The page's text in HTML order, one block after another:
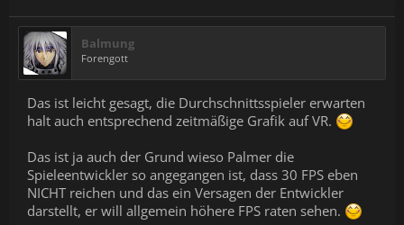
Balmung
Forengott
Das ist leicht gesagt, die Durchschnittsspieler erwarten
halt auch entsprechend zeitmäßige Grafik auf VR.
Das ist ja auch der Grund wieso Palmer die
Spieleentwickler so angegangen ist, dass 30 FPS eben
NICHT reichen und das ein Versagen der Entwickler
darstellt, er will allgemein höhere FPS raten sehen.